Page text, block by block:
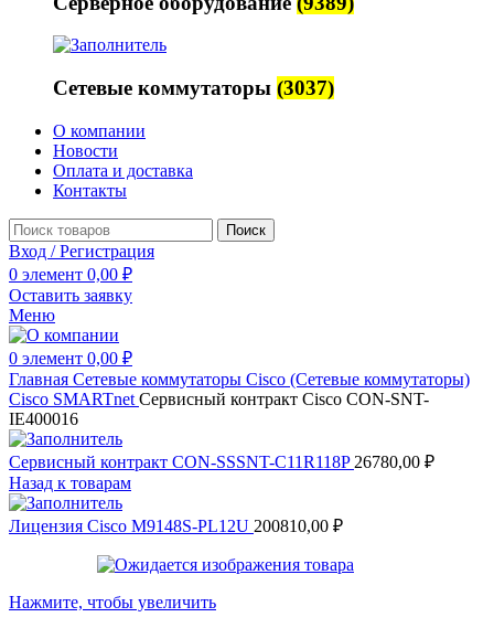
Сетевые коммутаторы (3037)
О компании
Новости
Оплата и доставка
Контакты
Поиск
Вход / Регистрация
0 элемент 0,00 ₽
Оставить заявку
Меню
0 элемент 0,00 ₽
Главная Сетевые коммутаторы Cisco (Сетевые коммутаторы)
Cisco SMARTnet Сервисный контракт Cisco CON-SNT-
IE400016
Сервисный контракт CON-SSSNT-C11R118P 26780,00 ₽
Назад к товарам
Лицензия Cisco M9148S-PL12U 200810,00 ₽
Нажмите, чтобы увеличить